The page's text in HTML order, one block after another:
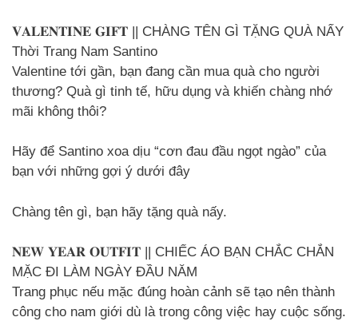
𝐕𝐀𝐋𝐄𝐍𝐓𝐈𝐍𝐄 𝐆𝐈𝐅𝐓 || CHÀNG TÊN GÌ TẶNG QUÀ NẤY
Thời Trang Nam Santino
Valentine tới gần, bạn đang cần mua quà cho người
thương? Quà gì tinh tế, hữu dụng và khiến chàng nhớ
mãi không thôi?
Hãy để Santino xoa dịu “cơn đau đầu ngọt ngào” của
bạn với những gợi ý dưới đây
Chàng tên gì, bạn hãy tặng quà nấy.
𝐍𝐄𝐖 𝐘𝐄𝐀𝐑 𝐎𝐔𝐓𝐅𝐈𝐓 || CHIẾC ÁO BẠN CHẮC CHẮN
MẶC ĐI LÀM NGÀY ĐẦU NĂM
Trang phục nếu mặc đúng hoàn cảnh sẽ tạo nên thành
công cho nam giới dù là trong công việc hay cuộc sống.